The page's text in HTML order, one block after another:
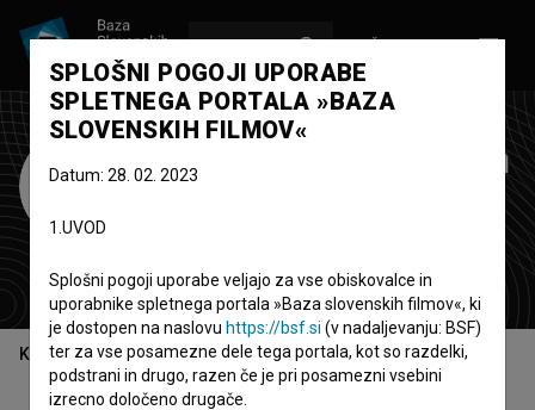
Filmed by Bike Film
Portland, Združene države
Kazalo
SPLOŠNI POGOJI UPORABE
SPLETNEGA PORTALA »BAZA
SLOVENSKIH FILMOV«
Datum: 28. 02. 2023
1.UVOD
Splošni pogoji uporabe veljajo za vse obiskovalce in
uporabnike spletnega portala »Baza slovenskih filmov«, ki
je dostopen na naslovu https://bsf.si (v nadaljevanju: BSF)
ter za vse posamezne dele tega portala, kot so razdelki,
podstrani in drugo, razen če je pri posamezni vsebini
izrecno določeno drugače.